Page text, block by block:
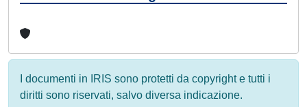
I documenti in IRIS sono protetti da copyright e tutti i
diritti sono riservati, salvo diversa indicazione.